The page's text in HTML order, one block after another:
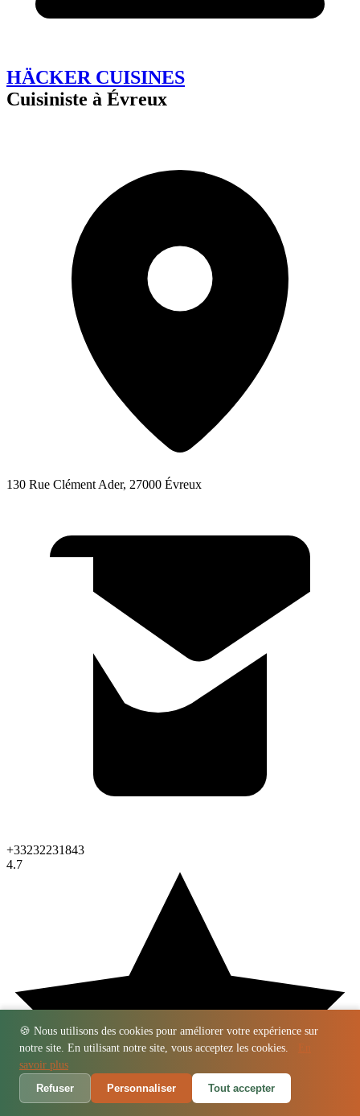
🍪 Nous utilisons des cookies pour améliorer votre expérience sur
notre site. En utilisant notre site, vous acceptez les cookies.
savoir plus
Refuser
Personnaliser Tout accepter
HÄCKER CUISINES
Cuisiniste à Évreux
130 Rue Clément Ader, 27000 Évreux
+33232231843
4.7